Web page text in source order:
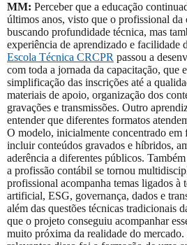
MM: Perceber que a educação
últimos anos, visto que o profissional
buscando profundidade técnica, mas
experiência de aprendizado e facilidade
Escola Técnica CRCPR passou a
com toda a jornada da capacitação, que
simplificação das inscrições até a
materiais de apoio, organização dos
gravações e transmissões. Outro
entender que diferentes formatos
O modelo, inicialmente concentrado em
incluir conteúdos gravados e híbridos,
aderência a diferentes públicos.
a profissão contábil se tornou
profissional acompanha temas ligados à
artificial, ESG, governança, dados e
além das questões técnicas tradicionais
que o projeto conseguiu acompanhar
muito próxima da realidade do